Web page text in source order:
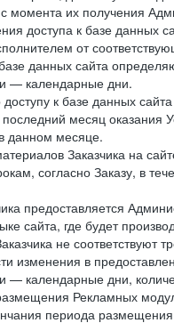
момента их получения
доступа к базе данных
от
данных сайта
— календарные дни.
к базе данных
месяц оказания
данном месяце.
Заказчика на
согласно Заказу, в
предоставляется
сайта, где будет
не соответствуют
изменения в
— календарные дни,
Рекламных
периода